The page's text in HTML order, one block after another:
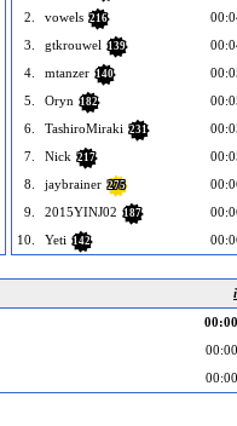
2.
vowels 216
3.
gtkrouwel 139
4.
mtanzer 140
5.
Oryn 182
6.
TashiroMiraki 231
7.
Nick 217
8.
jaybrainer 275
9.
2015YINJ02 187
10.
Yeti 142